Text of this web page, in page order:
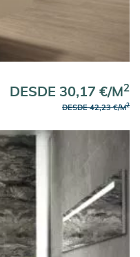
DESDE 30,17 €/M2
DESDE 42,23 €/M2